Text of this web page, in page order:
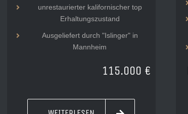
unrestaurierter kalifornischer top
Erhaltungszustand
Ausgeliefert durch "Islinger" in
Mannheim
115.000 €